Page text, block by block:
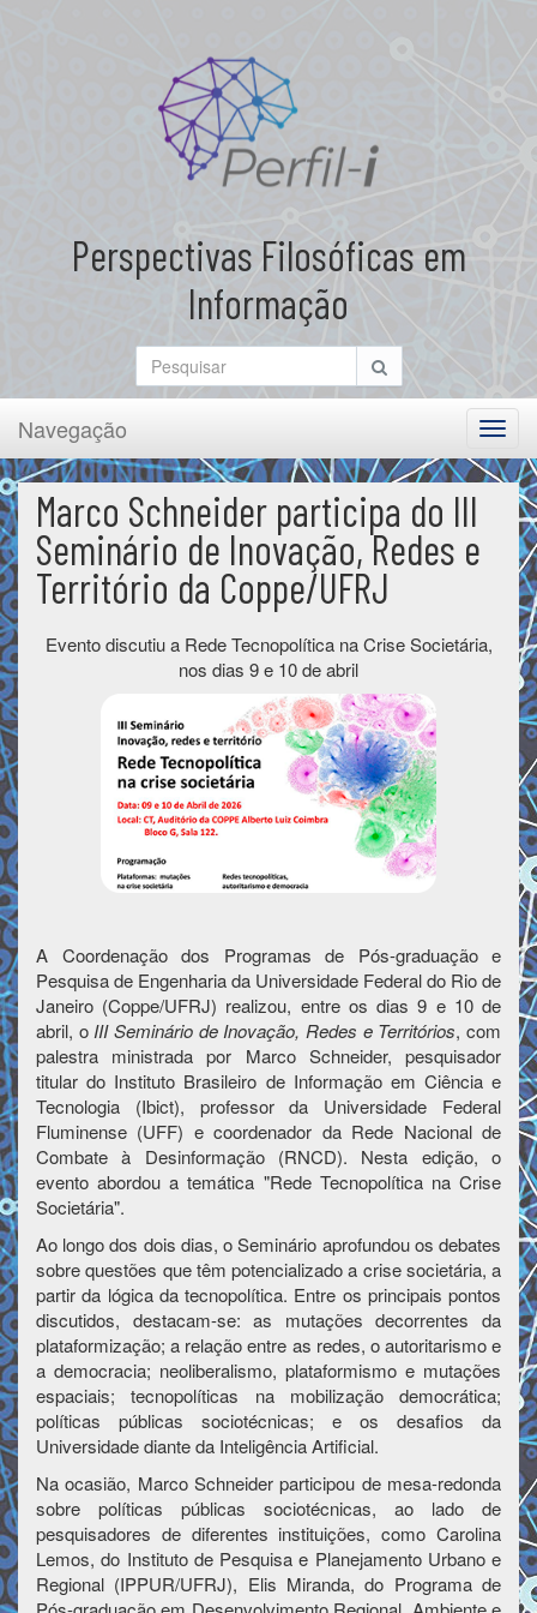
Perspectivas Filosóficas em
Informação
Navegação
Marco Schneider participa do III
Seminário de Inovação, Redes e
Território da Coppe/UFRJ
Evento discutiu a Rede Tecnopolítica na Crise Societária,
nos dias 9 e 10 de abril
A Coordenação dos Programas de Pós-graduação e
Pesquisa de Engenharia da Universidade Federal do Rio de
Janeiro (Coppe/UFRJ) realizou, entre os dias 9 e 10 de
abril, o III Seminário de Inovação, Redes e Territórios, com
palestra ministrada por Marco Schneider, pesquisador
titular do Instituto Brasileiro de Informação em Ciência e
Tecnologia (Ibict), professor da Universidade Federal
Fluminense (UFF) e coordenador da Rede Nacional de
Combate à Desinformação (RNCD). Nesta edição, o
evento abordou a temática "Rede Tecnopolítica na Crise
Societária".
Ao longo dos dois dias, o Seminário aprofundou os debates
sobre questões que têm potencializado a crise societária, a
partir da lógica da tecnopolítica. Entre os principais pontos
discutidos, destacam-se: as mutações decorrentes da
plataformização; a relação entre as redes, o autoritarismo e
a democracia; neoliberalismo, plataformismo e mutações
espaciais; tecnopolíticas na mobilização democrática;
políticas públicas sociotécnicas; e os desafios da
Universidade diante da Inteligência Artificial.
Na ocasião, Marco Schneider participou de mesa-redonda
sobre políticas públicas sociotécnicas, ao lado de
pesquisadores de diferentes instituições, como Carolina
Lemos, do Instituto de Pesquisa e Planejamento Urbano e
Regional (IPPUR/UFRJ), Elis Miranda, do Programa de